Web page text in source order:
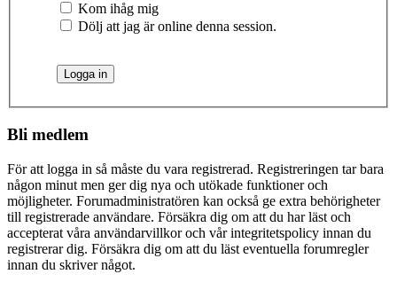
Kom ihåg mig
Dölj att jag är online denna session.
Bli medlem
För att logga in så måste du vara registrerad. Registreringen tar bara
någon minut men ger dig nya och utökade funktioner och
möjligheter. Forumadministratören kan också ge extra behörigheter
till registrerade användare. Försäkra dig om att du har läst och
accepterat våra användarvillkor och vår integritetspolicy innan du
registrerar dig. Försäkra dig om att du läst eventuella forumregler
innan du skriver något.